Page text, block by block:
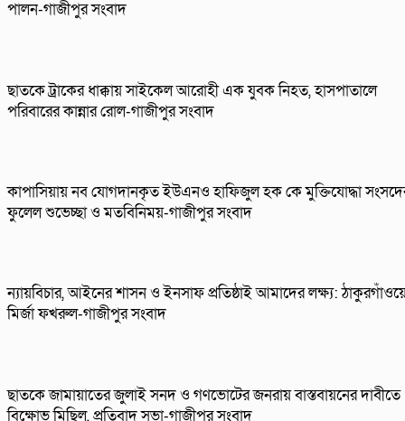
পালন-গাজীপুর সংবাদ
ছাতকে ট্রাকের ধাক্কায় সাইকেল আরোহী এক যুবক নিহত, হাসপাতালে
পরিবারের কান্নার রোল-গাজীপুর সংবাদ
কাপাসিয়ায় নব যোগদানকৃত ইউএনও হাফিজুল হক কে মুক্তিযোদ্ধা
ফুলেল শুভেচ্ছা ও মতবিনিময়-গাজীপুর সংবাদ
ন্যায়বিচার, আইনের শাসন ও ইনসাফ প্রতিষ্ঠাই আমাদের লক্ষ্য:
মির্জা ফখরুল-গাজীপুর সংবাদ
ছাতকে জামায়াতের জুলাই সনদ ও গণভোটের জনরায় বাস্তবায়নের দাবীতে
বিক্ষোভ মিছিল, প্রতিবাদ সভা-গাজীপুর সংবাদ